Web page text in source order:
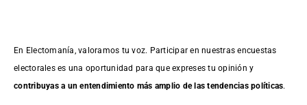
En Electomanía, valoramos tu voz. Participar en nuestras encuestas
electorales es una oportunidad para que expreses tu opinión y
contribuyas a un entendimiento más amplio de las tendencias políticas.